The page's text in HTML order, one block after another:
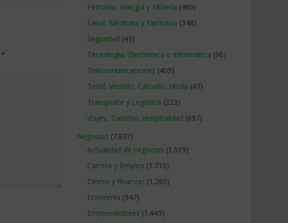
*
Petroleo, Energia y Mineria (480)
Salud, Medicina y Farmacia (348)
Seguridad (43)
Tecnologia, Electronica e Informatica (96)
Telecomunicaciones (405)
Textil, Vestido, Calzado, Moda (47)
Transporte y Logistica (223)
Viajes, Turismo, Hospitalidad (697)
Negocios (7.837)
Actualidad de negocios (1.519)
Carrera y Empleo (1.710)
Dinero y finanzas (1.260)
Economía (947)
Emprendedores (1.443)